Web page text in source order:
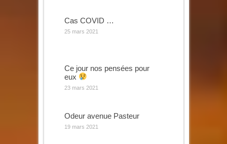
Cas COVID …
25 mars 2021
Ce jour nos pensées pour
eux
23 mars 2021
Odeur avenue Pasteur
19 mars 2021